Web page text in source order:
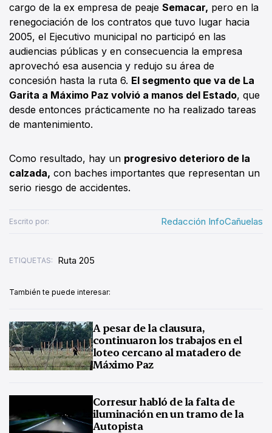
cargo de la ex empresa de peaje Semacar, pero en la
renegociación de los contratos que tuvo lugar hacia
2005, el Ejecutivo municipal no participó en las
audiencias públicas y en consecuencia la empresa
aprovechó esa ausencia y redujo su área de
concesión hasta la ruta 6. El segmento que va de La
Garita a Máximo Paz volvió a manos del Estado, que
desde entonces prácticamente no ha realizado tareas
de mantenimiento.
Como resultado, hay un progresivo deterioro de la
calzada, con baches importantes que representan un
serio riesgo de accidentes.
Escrito por: Redacción InfoCañuelas
ETIQUETAS: Ruta 205
También te puede interesar:
A pesar de la clausura,
continuaron los trabajos en el
loteo cercano al matadero de
Máximo Paz
Corresur habló de la falta de
iluminación en un tramo de la
Autopista